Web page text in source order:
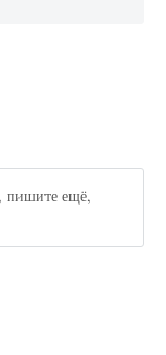
пишите ещё,